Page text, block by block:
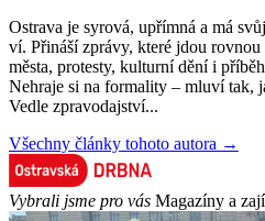
Ostrava je syrová, upřímná a má
ví. Přináší zprávy, které jdou
města, protesty, kulturní dění i
Nehraje si na formality – mluví tak,
Vedle zpravodajství...
Všechny články tohoto autora →
Vybrali jsme pro vás Magazíny a